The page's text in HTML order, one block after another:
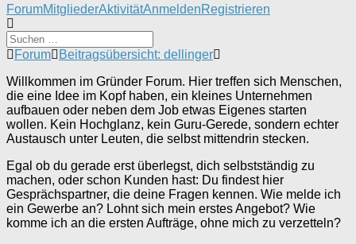
Forum-
Navigation
ForumMitgliederAktivitätAnmeldenRegistrieren
Forum-
-
Du
bist
hier:
Forum
Beitragsübersicht: dellinger
Willkommen im Gründer Forum. Hier treffen sich Menschen,
die eine Idee im Kopf haben, ein kleines Unternehmen
aufbauen oder neben dem Job etwas Eigenes starten
wollen. Kein Hochglanz, kein Guru-Gerede, sondern echter
Austausch unter Leuten, die selbst mittendrin stecken.
Egal ob du gerade erst überlegst, dich selbstständig zu
machen, oder schon Kunden hast: Du findest hier
Gesprächspartner, die deine Fragen kennen. Wie melde ich
ein Gewerbe an? Lohnt sich mein erstes Angebot? Wie
komme ich an die ersten Aufträge, ohne mich zu verzetteln?